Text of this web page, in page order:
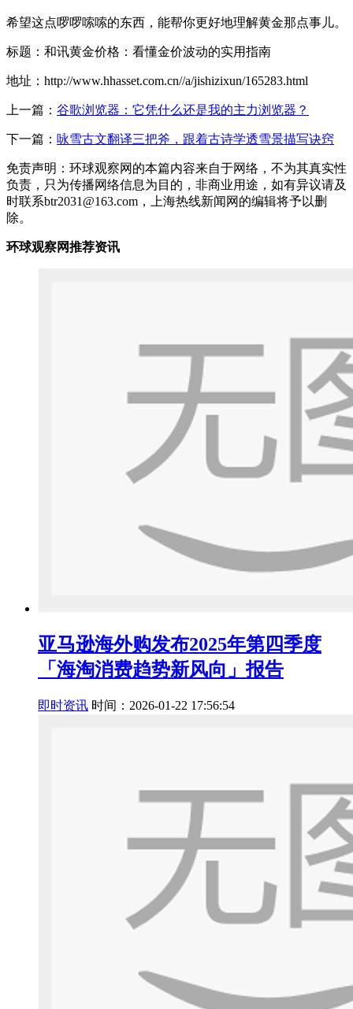
希望这点啰啰嗦嗦的东西，能帮你更好地理解黄金那点事儿。
标题：和讯黄金价格：看懂金价波动的实用指南
地址：http://www.hhasset.com.cn//a/jishizixun/165283.html
上一篇： 谷歌浏览器：它凭什么还是我的主力浏览器？
下一篇： 咏雪古文翻译三把斧，跟着古诗学透雪景描写诀窍
免责声明：环球观察网的本篇内容来自于网络，不为其真实性
负责，只为传播网络信息为目的，非商业用途，如有异议请及
时联系btr2031@163.com，上海热线新闻网的编辑将予以删
除。
环球观察网推荐资讯
亚马逊海外购发布2025年第四季度
「海淘消费趋势新风向」报告
即时资讯 时间：2026-01-22 17:56:54